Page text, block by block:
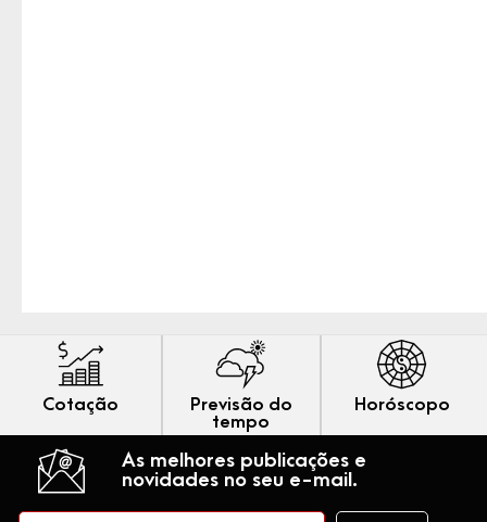
Cotação
Previsão do
tempo
Horóscopo
As melhores publicações e
novidades no seu e-mail.